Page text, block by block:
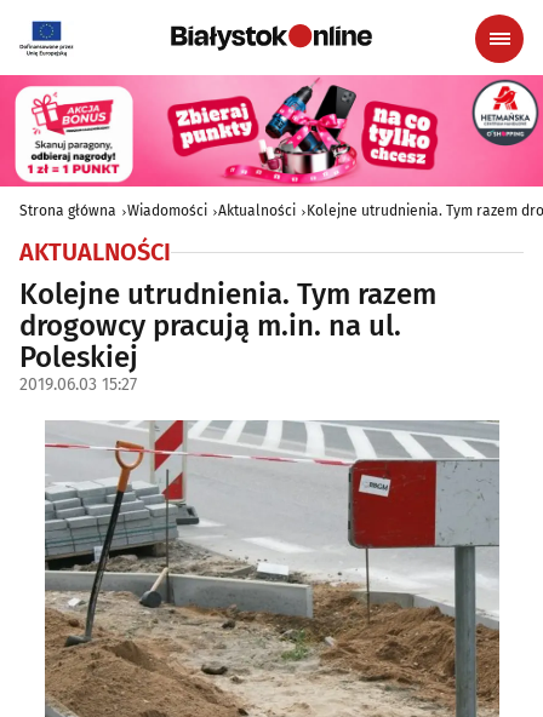
Strona główna Wiadomości Aktualności Kolejne utrudnienia. Tym razem
AKTUALNOŚCI
Kolejne utrudnienia. Tym razem
drogowcy pracują m.in. na ul.
Poleskiej
2019.06.03 15:27